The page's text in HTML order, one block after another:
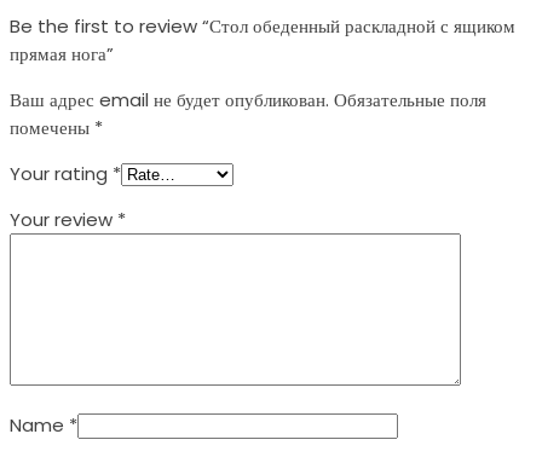
Be the first to review “Стол обеденный раскладной с ящиком
прямая нога”
Ваш адрес email не будет опубликован. Обязательные поля
помечены *
Your rating *
Your review *
Name *